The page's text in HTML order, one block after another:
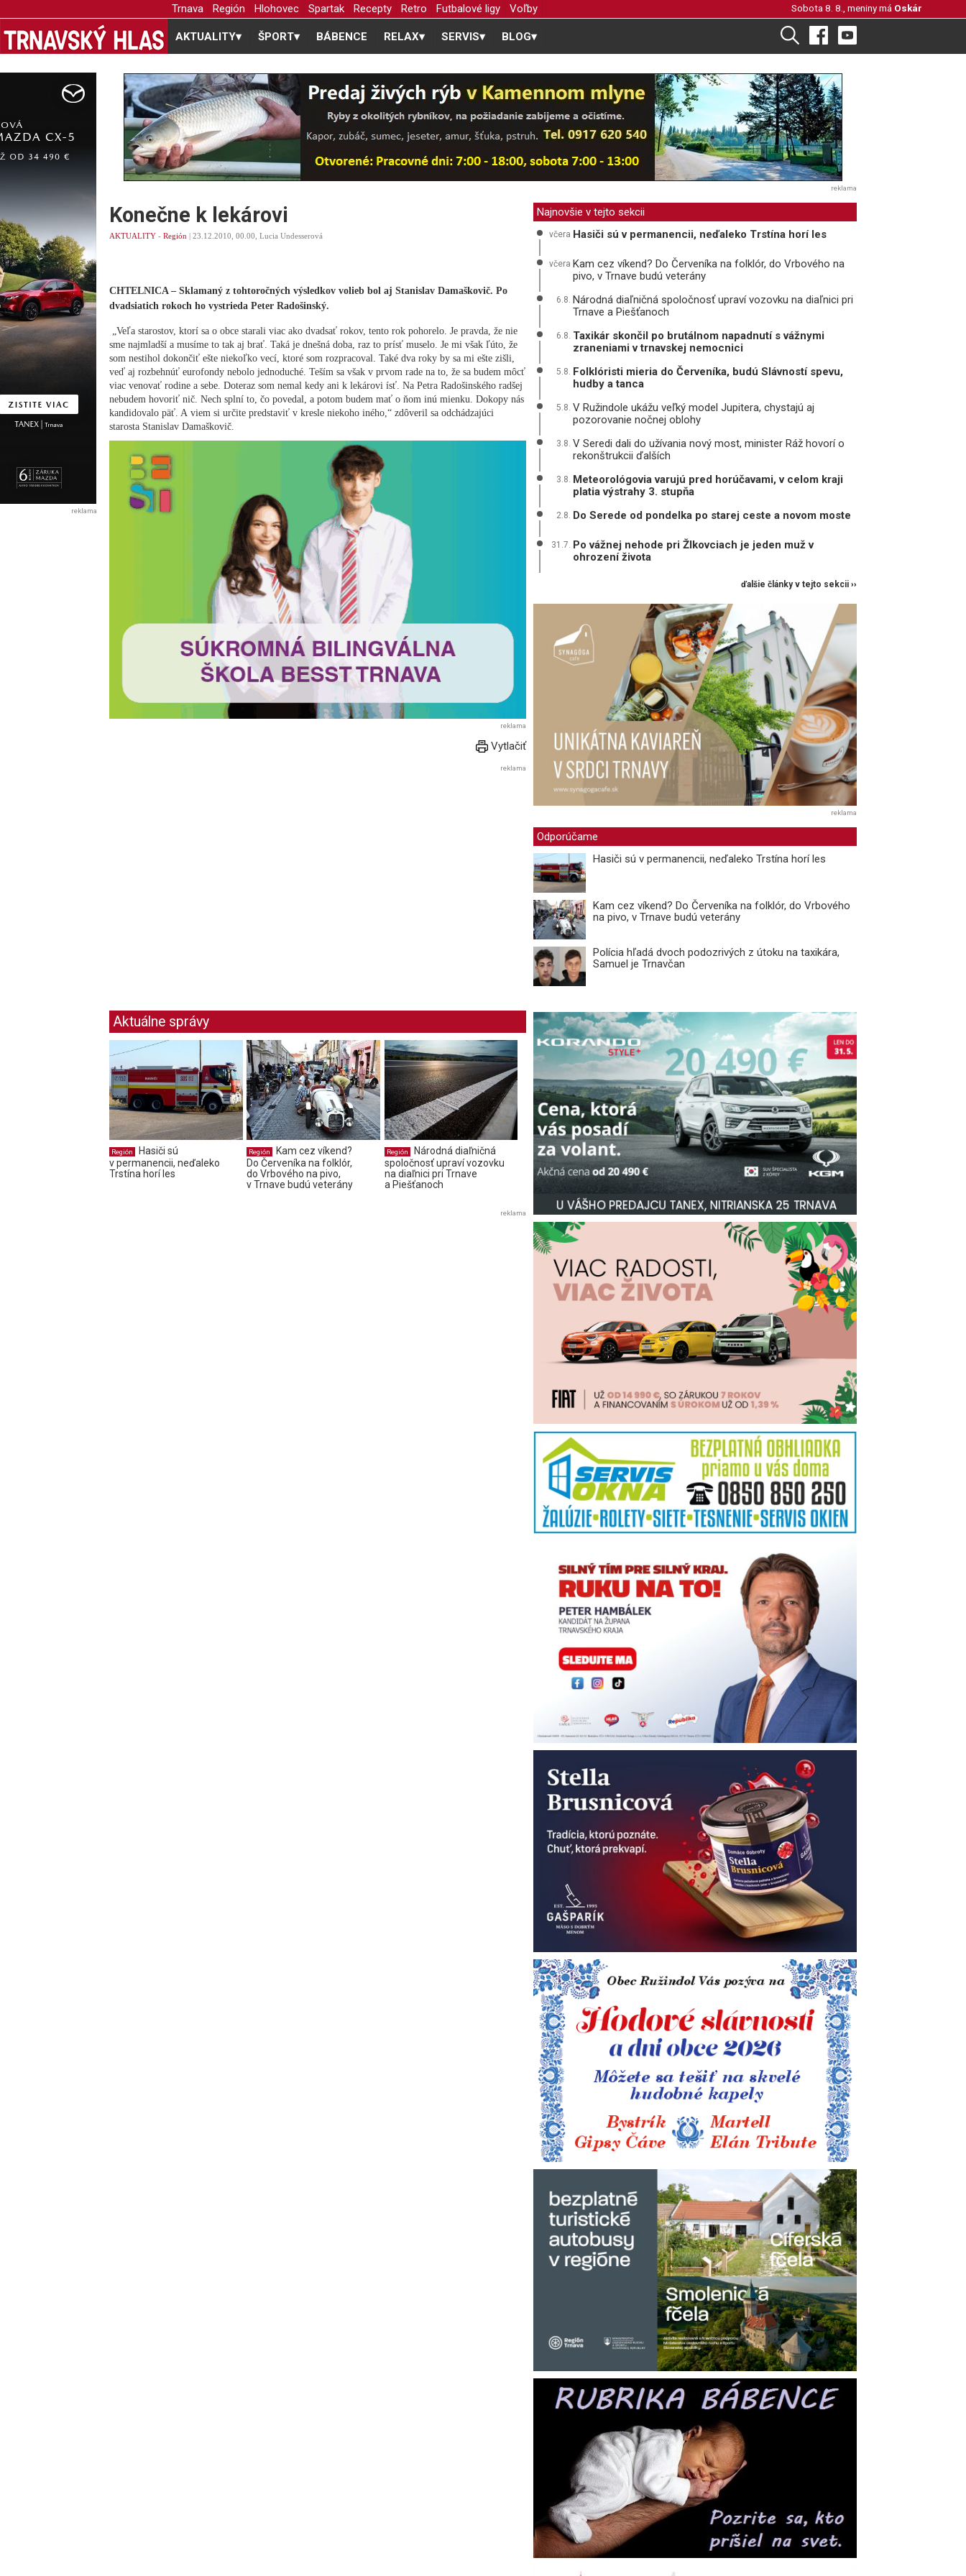
Trnava Región Hlohovec Spartak Recepty Retro Futbalové ligy Voľby Sobota 8. 8., meniny má Oskár
AKTUALITY▾ ŠPORT▾ BÁBENCE RELAX▾ SERVIS▾ BLOG▾
reklama
Konečne k lekárovi
AKTUALITY - Región | 23.12.2010, 00.00, Lucia Undesserová
CHTELNICA – Sklamaný z tohtoročných výsledkov volieb bol aj Stanislav Damaškovič. Po
dvadsiatich rokoch ho vystrieda Peter Radošinský.
„Veľa starostov, ktorí sa o obce starali viac ako dvadsať rokov, tento rok pohorelo. Je pravda, že nie
sme najmladší a musíme to tak aj brať. Taká je dnešná doba, raz to prísť muselo. Je mi však ľúto, že
som nestihol dokončiť ešte niekoľko vecí, ktoré som rozpracoval. Také dva roky by sa mi ešte zišli,
veď aj rozbehnúť eurofondy nebolo jednoduché. Teším sa však v prvom rade na to, že sa budem môcť
viac venovať rodine a sebe. Doteraz som nemal kedy ani k lekárovi ísť. Na Petra Radošinského radšej
nebudem hovoriť nič. Nech splní to, čo povedal, a potom budem mať o ňom inú mienku. Dokopy nás
kandidovalo päť. A viem si určite predstaviť v kresle niekoho iného,“ zdôveril sa odchádzajúci
starosta Stanislav Damaškovič.
reklama
Vytlačiť
reklama
Aktuálne správy
Región
Hasiči sú
v permanencii, neďaleko
Trstína horí les
Región
Kam cez víkend?
Do Červeníka na folklór,
do Vrbového na pivo,
v Trnave budú veterány
Región
Národná diaľničná
spoločnosť upraví vozovku
na diaľnici pri Trnave
a Piešťanoch
reklama
Najnovšie v tejto sekcii
včera Hasiči sú v permanencii, neďaleko Trstína horí les
včera Kam cez víkend? Do Červeníka na folklór, do Vrbového na
pivo, v Trnave budú veterány
6.8. Národná diaľničná spoločnosť upraví vozovku na diaľnici pri
Trnave a Piešťanoch
6.8. Taxikár skončil po brutálnom napadnutí s vážnymi
zraneniami v trnavskej nemocnici
5.8. Folklóristi mieria do Červeníka, budú Slávností spevu,
hudby a tanca
5.8. V Ružindole ukážu veľký model Jupitera, chystajú aj
pozorovanie nočnej oblohy
3.8. V Seredi dali do užívania nový most, minister Ráž hovorí o
rekonštrukcii ďalších
3.8. Meteorológovia varujú pred horúčavami, v celom kraji
platia výstrahy 3. stupňa
2.8. Do Serede od pondelka po starej ceste a novom moste
31.7. Po vážnej nehode pri Žlkovciach je jeden muž v
ohrození života
ďalšie články v tejto sekcii ››
reklama
Odporúčame
Hasiči sú v permanencii, neďaleko Trstína horí les
Kam cez víkend? Do Červeníka na folklór, do Vrbového
na pivo, v Trnave budú veterány
Polícia hľadá dvoch podozrivých z útoku na taxikára,
Samuel je Trnavčan
reklama